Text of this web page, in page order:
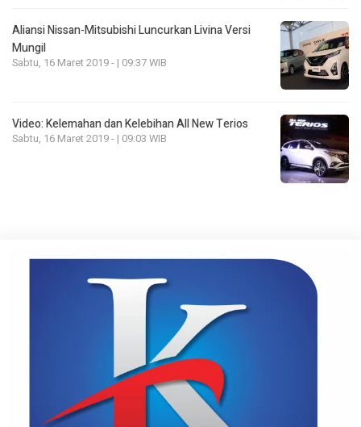
Aliansi Nissan-Mitsubishi Luncurkan Livina Versi
Mungil
Sabtu, 16 Maret 2019 - | 09:37 WIB
Video: Kelemahan dan Kelebihan All New Terios
Sabtu, 16 Maret 2019 - | 09:03 WIB